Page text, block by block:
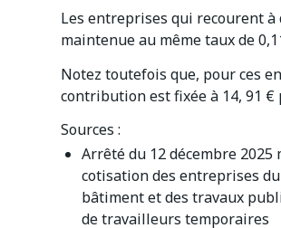
Les entreprises qui recourent
maintenue au même taux de
Notez toutefois que, pour ces
contribution est fixée à 14, 91 €
Sources :
Arrêté du 12 décembre 2025
cotisation des entreprises
bâtiment et des travaux
de travailleurs temporaires